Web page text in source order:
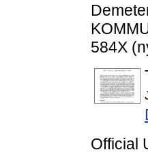
584X
Official